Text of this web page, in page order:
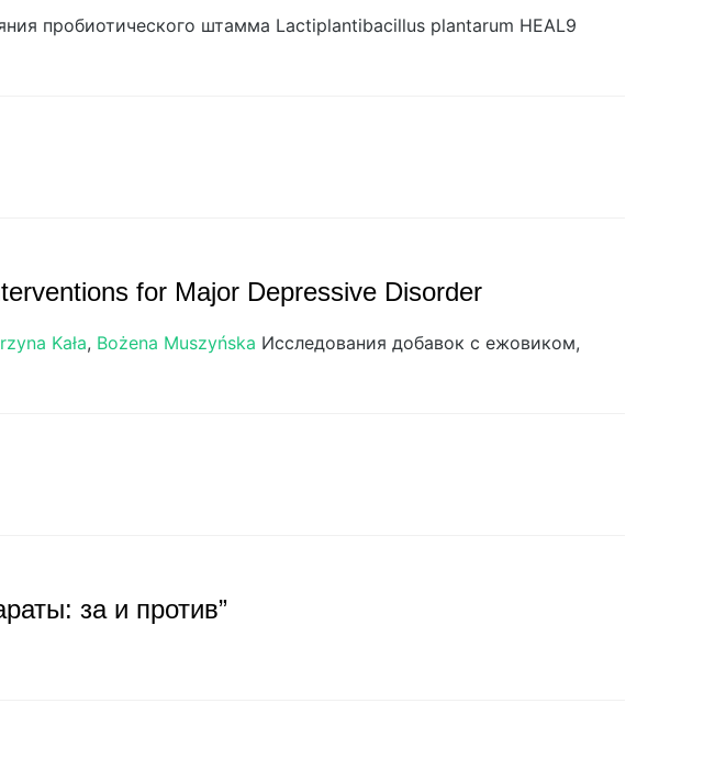
пробиотического штамма Lactiplantibacillus plantarum HEAL9
for Major Depressive Disorder
Kała, Bożena Muszyńska Исследования добавок с ежовиком,
за и против”